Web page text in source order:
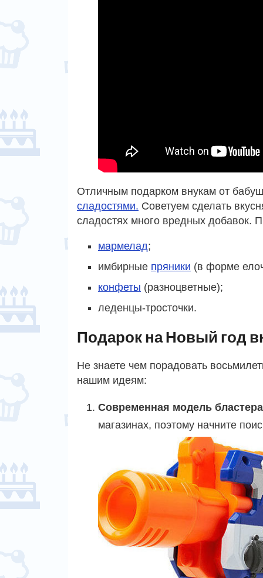
Отличным подарком внукам от
сладостями. Советуем сделать
сладостях много вредных добавок.
мармелад;
имбирные пряники (в форме
конфеты (разноцветные);
леденцы-тросточки.
Подарок на Новый год
Не знаете чем порадовать
нашим идеям:
Современная модель
магазинах, поэтому начните